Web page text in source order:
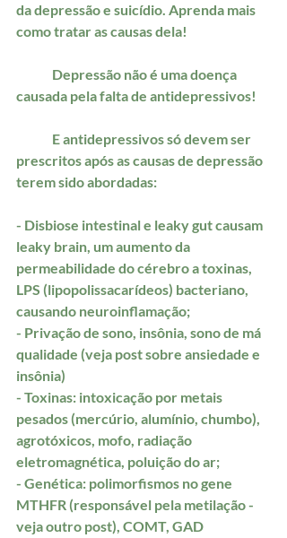
da depressão e suicídio. Aprenda mais
como tratar as causas dela!
causada pela falta de antidepressivos!
prescritos após as causas de depressão
terem sido abordadas:
- Disbiose intestinal e leaky gut causam
leaky brain, um aumento da
permeabilidade do cérebro a toxinas,
LPS (lipopolissacarídeos) bacteriano,
causando neuroinflamação;
- Privação de sono, insônia, sono de má
qualidade (veja post sobre ansiedade e
insônia)
- Toxinas: intoxicação por metais
pesados (mercúrio, alumínio, chumbo),
agrotóxicos, mofo, radiação
eletromagnética, poluição do ar;
- Genética: polimorfismos no gene
MTHFR (responsável pela metilação -
veja outro post), COMT, GAD